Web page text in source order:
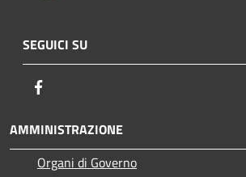
SEGUICI SU
AMMINISTRAZIONE
Organi di Governo